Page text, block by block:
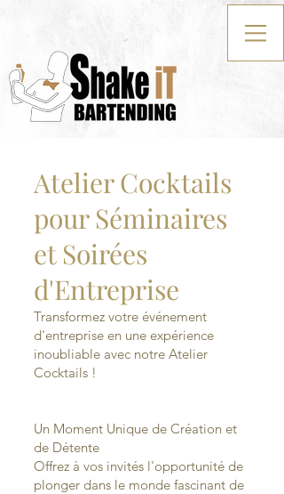
Atelier Cocktails
pour Séminaires
et Soirées
d'Entreprise
Transformez votre événement
d'entreprise en une expérience
inoubliable avec notre Atelier
Cocktails !
Un Moment Unique de Création et
de Détente
Offrez à vos invités l'opportunité de
plonger dans le monde fascinant de